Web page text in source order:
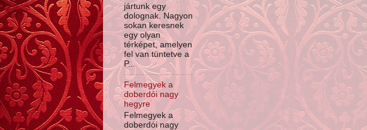
jártunk egy
dolognak. Nagyon
sokan keresnek
egy olyan
térképet, amelyen
fel van tüntetve a
P...
Felmegyek a
doberdói nagy
hegyre
Felmegyek a
doberdói nagy